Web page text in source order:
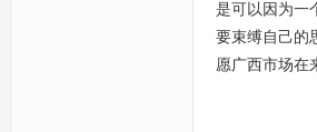
是可以因为一
要束缚自己的
愿广西市场在